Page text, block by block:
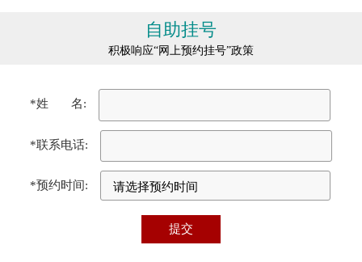
自助挂号
积极响应“网上预约挂号”政策
*姓 名:
*联系电话:
*预约时间: